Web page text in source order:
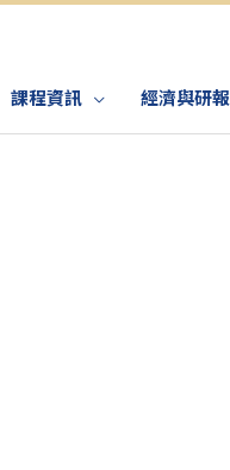
課程資訊 經濟與研報